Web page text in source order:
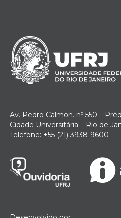
Av. Pedro Calmon. nº 550 –
Cidade Universitária – Rio de
Telefone: +55 (21) 3938-9600